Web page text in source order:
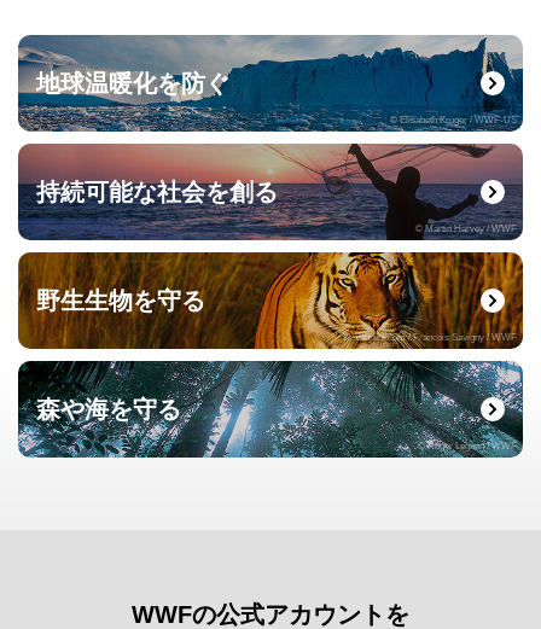
地球温暖化を防ぐ
© Elisabeth Kruger / WWF-US
持続可能な社会を創る
© Martin Harvey / WWF
野生生物を守る
© naturepl.com / Francois Savigny / WWF
森や海を守る
© Roger Leguen / WWF
WWFの公式アカウントを